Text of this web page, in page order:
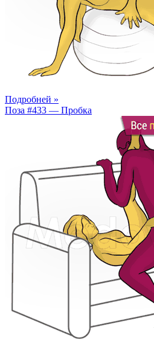
Подробней »
Поза #433 — Пробка